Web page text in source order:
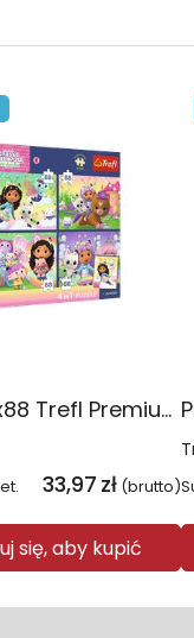
Puzzle 4x88 Trefl Premium Plus Kids Kocie harce Koci Domek Gabi 34694
33,97 zł (brutto)
się, aby kupić